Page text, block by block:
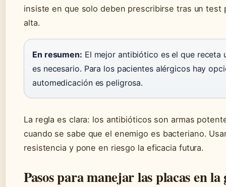
insiste en que solo deben prescribirse tras un test
alta.
En resumen: El mejor antibiótico es el que receta
es necesario. Para los pacientes alérgicos hay
automedicación es peligrosa.
La regla es clara: los antibióticos son armas
cuando se sabe que el enemigo es bacteriano.
resistencia y pone en riesgo la eficacia futura.
Pasos para manejar las placas en